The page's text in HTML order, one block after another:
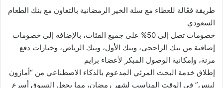
طريقة فعّالة للعطاء مع سلة الخير الرمضانية بالتعاون مع بنك الطعام
السعودي
خصومات تصل إلى 50% على جميع الفئات، بالإضافة إلى خصومات
إضافية من بنك الراجحي، وبنك الأول، وبنك الرياض، وخيارات دفع
مرنة، وإمكانية الوصول المبكر لأعضاء برايم
إطلاق خدمة البحث المرئي المدعوم بالذكاء الاصطناعي من “أمازون
لينس” في الوقت المناسب لشهر رمضان، مما يجعل التسوق أسرع